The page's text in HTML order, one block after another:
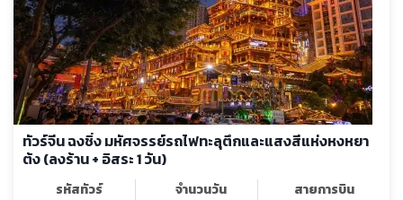
ทัวร์จีน ฉงชิ่ง มหัศจรรย์รถไฟทะลุตึกและแสงสีแห่งหงหยา
ต้ง (ลงร้าน + อิสระ 1 วัน)
รหัสทัวร์
จำนวนวัน
สายการบิน